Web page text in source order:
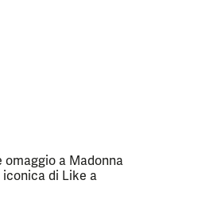
omaggio a Madonna
di Like a